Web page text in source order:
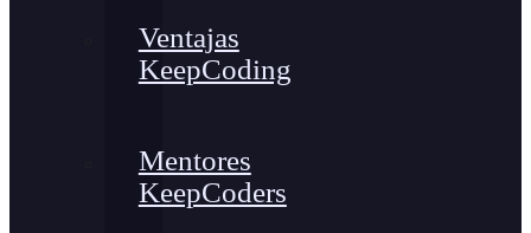
Ventajas
KeepCoding
Mentores
KeepCoders